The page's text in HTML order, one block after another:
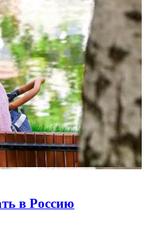
в Россию